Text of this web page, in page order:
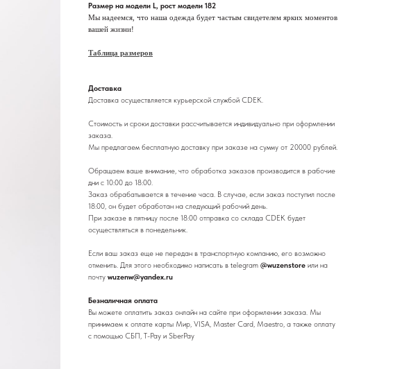
Размер на модели L, рост модели 182
Мы надеемся, что наша одежда будет частым свидетелем ярких моментов
вашей жизни!
Таблица размеров
Доставка
Доставка осуществляется курьерской службой CDEK.
Стоимость и сроки доставки рассчитывается индивидуально при оформлении
заказа.
Мы предлагаем бесплатную доставку при заказе на сумму от 20000 рублей.
Обращаем ваше внимание, что обработка заказов производится в рабочие
дни с 10:00 до 18:00.
Заказ обрабатывается в течение часа. В случае, если заказ поступил после
18:00, он будет обработан на следующий рабочий день.
При заказе в пятницу после 18:00 отправка со склада CDEK будет
осуществляться в понедельник.
Если ваш заказ еще не передан в транспортную компанию, его возможно
отменить. Для этого необходимо написать в telegram @wuzenstore или на
почту wuzenw@yandex.ru
Безналичная оплата
Вы можете оплатить заказ онлайн на сайте при оформлении заказа. Мы
принимаем к оплате карты Мир, VISA, Master Card, Maestro, а также оплату
с помощью СБП, T-Pay и SberPay